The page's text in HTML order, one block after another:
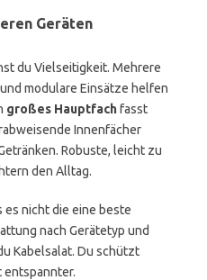
Geräten
du Vielseitigkeit. Mehrere
modulare Einsätze helfen
großes Hauptfachfasst
Innenfächer
Robuste, leicht zu
den Alltag.
es nicht die eine beste
nach Gerätetyp und
Kabelsalat. Du schützt
entspannter.